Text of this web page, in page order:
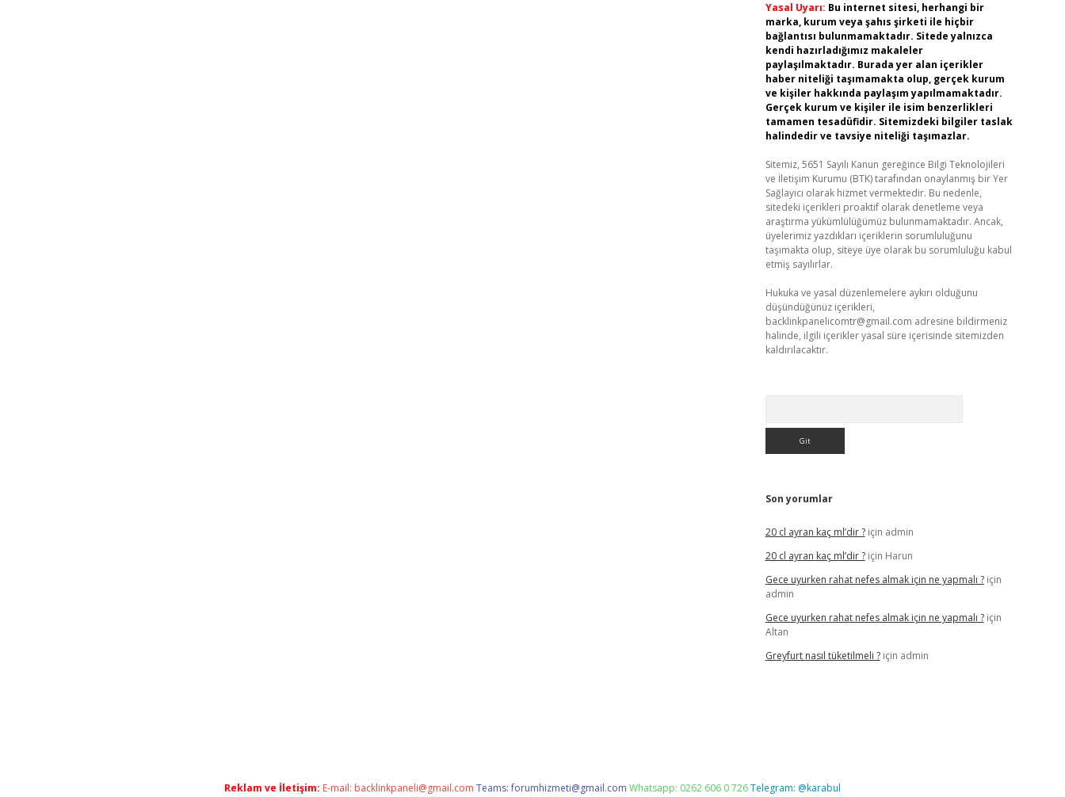
Yasal Uyarı: Bu internet sitesi, herhangi bir
marka, kurum veya şahıs şirketi ile hiçbir
bağlantısı bulunmamaktadır. Sitede yalnızca
kendi hazırladığımız makaleler
paylaşılmaktadır. Burada yer alan içerikler
haber niteliği taşımamakta olup, gerçek kurum
ve kişiler hakkında paylaşım yapılmamaktadır.
Gerçek kurum ve kişiler ile isim benzerlikleri
tamamen tesadüfidir. Sitemizdeki bilgiler taslak
halindedir ve tavsiye niteliği taşımazlar.
Sitemiz, 5651 Sayılı Kanun gereğince Bilgi Teknolojileri
ve İletişim Kurumu (BTK) tarafından onaylanmış bir Yer
Sağlayıcı olarak hizmet vermektedir. Bu nedenle,
sitedeki içerikleri proaktif olarak denetleme veya
araştırma yükümlülüğümüz bulunmamaktadır. Ancak,
üyelerimiz yazdıkları içeriklerin sorumluluğunu
taşımakta olup, siteye üye olarak bu sorumluluğu kabul
etmiş sayılırlar.
Hukuka ve yasal düzenlemelere aykırı olduğunu
düşündüğünüz içerikleri,
backlinkpanelicomtr@gmail.com adresine bildirmeniz
halinde, ilgili içerikler yasal süre içerisinde sitemizden
kaldırılacaktır.
Son yorumlar
20 cl ayran kaç ml’dir ?için admin
20 cl ayran kaç ml’dir ?için Harun
Gece uyurken rahat nefes almak için ne yapmalı ?için
admin
Gece uyurken rahat nefes almak için ne yapmalı ?için
Altan
Greyfurt nasıl tüketilmeli ?için admin
Reklam ve İletişim: E-mail: backlinkpaneli@gmail.com Teams:forumhizmeti@gmail.com Whatsapp: 0262 606 0 726Telegram: @karabul